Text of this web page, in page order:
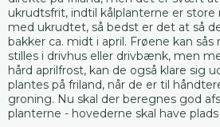
ukrudtsfrit, indtil kålplanterne er
med ukrudtet, så bedst er det at så
bakker ca. midt i april. Frøene kan
stilles i drivhus eller drivbænk, men
hård aprilfrost, kan de også klare sig
plantes på friland, når de er til
groning. Nu skal der beregnes god
planterne - hovederne skal have